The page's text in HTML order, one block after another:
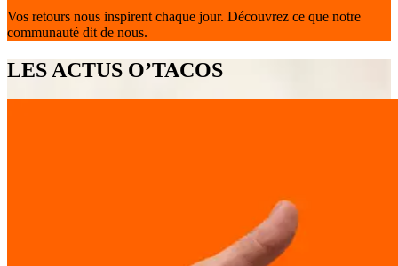
Vos retours nous inspirent chaque jour. Découvrez ce que notre
communauté dit de nous.
LES ACTUS O’TACOS